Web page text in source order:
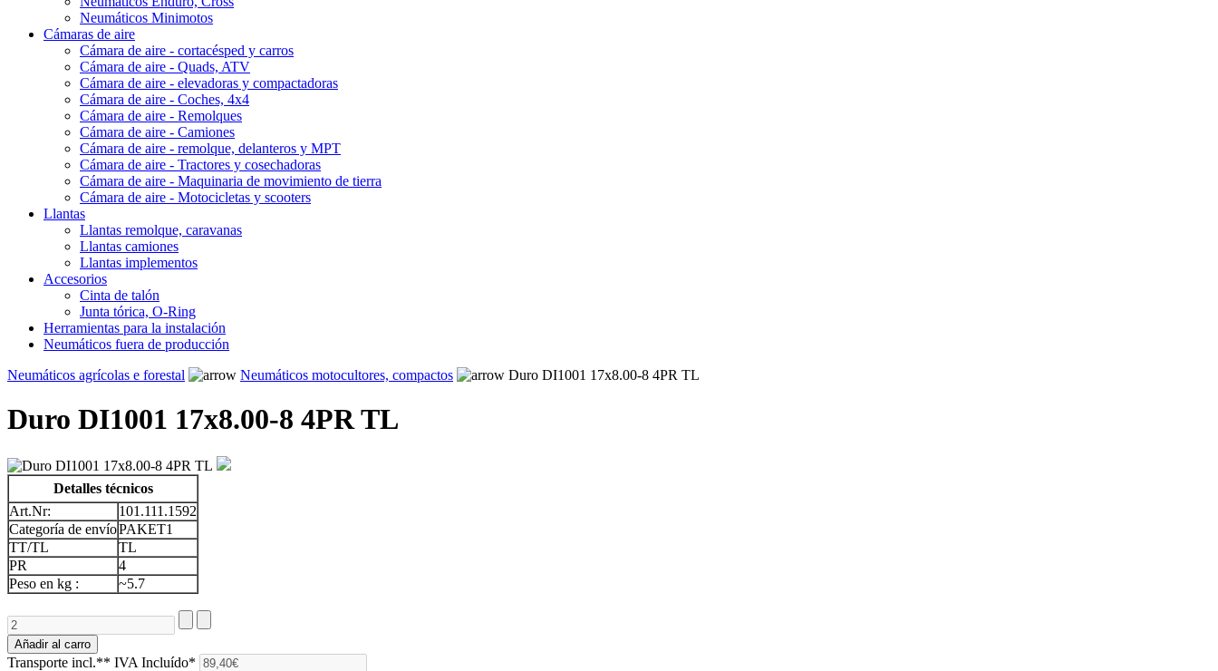
Neumáticos Minimotos
Cámaras de aire
Cámara de aire - cortacésped y carros
Cámara de aire - Quads, ATV
Cámara de aire - elevadoras y compactadoras
Cámara de aire - Coches, 4x4
Cámara de aire - Remolques
Cámara de aire - Camiones
Cámara de aire - remolque, delanteros y MPT
Cámara de aire - Tractores y cosechadoras
Cámara de aire - Maquinaria de movimiento de tierra
Cámara de aire - Motocicletas y scooters
Llantas
Llantas remolque, caravanas
Llantas camiones
Llantas implementos
Accesorios
Cinta de talón
Junta tórica, O-Ring
Herramientas para la instalación
Neumáticos fuera de producción
Neumáticos agrícolas e forestal
Neumáticos motocultores, compactos Duro DI1001 17x8.00-8 4PR TL
Duro DI1001 17x8.00-8 4PR TL
Detalles técnicos
Art.Nr:
101.111.1592
Categoría de envíoPAKET1
TT/TL
TL
PR
4
Peso en kg :
~5.7
Transporte incl.** IVA Incluído*